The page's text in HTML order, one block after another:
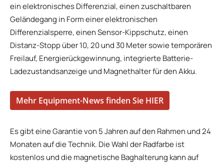
ein elektronisches Differenzial, einen zuschaltbaren
Geländegang in Form einer elektronischen
Differenzialsperre, einen Sensor-Kippschutz, einen
Distanz-Stopp über 10, 20 und 30 Meter sowie temporären
Freilauf, Energierückgewinnung, integrierte Batterie-
Ladezustandsanzeige und Magnethalter für den Akku.
Mehr Equipment-News finden Sie HIER
Es gibt eine Garantie von 5 Jahren auf den Rahmen und 24
Monaten auf die Technik. Die Wahl der Radfarbe ist
kostenlos und die magnetische Baghalterung kann auf